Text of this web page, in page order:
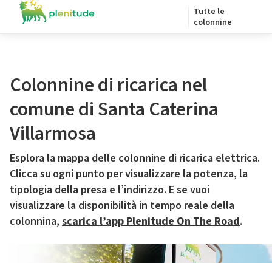
Tutte le
colonnine
Colonnine di ricarica nel
comune di Santa Caterina
Villarmosa
Esplora la mappa delle colonnine di ricarica elettrica.
Clicca su ogni punto per visualizzare la potenza, la
tipologia della presa e l’indirizzo. E se vuoi
visualizzare la disponibilità in tempo reale della
colonnina, scarica l’app Plenitude On The Road.